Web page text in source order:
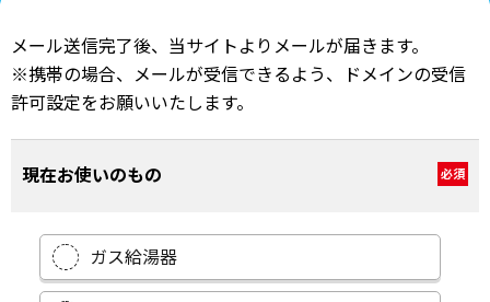
メール送信完了後、当サイトよりメールが届きます。
※携帯の場合、メールが受信できるよう、ドメインの受信
許可設定をお願いいたします。
現在お使いのもの 必須
ガス給湯器